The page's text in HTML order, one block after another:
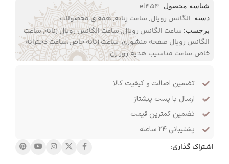
شناسه محصول: el454
دسته: الگانس رویال, ساعت زنانه,همه ی محصولات
برچسب: ساعت الگانس رویال,ساعت الگانس رویال زنانه,ساعت
الگانس رویال صفحه منشوری,ساعت زنانه خاص،ساعت دخترانه
خاص،ساعت مناسیب هدیه،روز زن
تضمین اصالت و کیفیت کالا
ارسال با پست پیشتاز
تضمین کمترین قیمت
پشتیبانی ۲۴ ساعته
اشتراک گذاری: